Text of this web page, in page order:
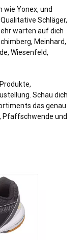
Yonex, und
Schläger,
warten auf dich
Meinhard,
Wiesenfeld,
Schau dich
das genau
Pfaffschwende und